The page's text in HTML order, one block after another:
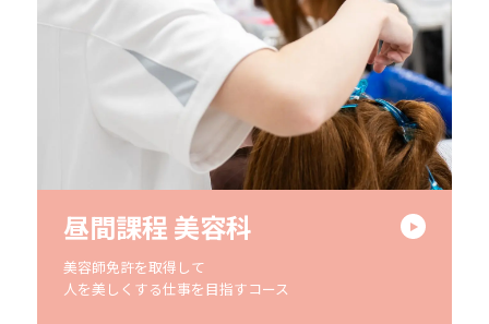
昼間課程 美容科
美容師免許を取得して
人を美しくする仕事を目指すコース